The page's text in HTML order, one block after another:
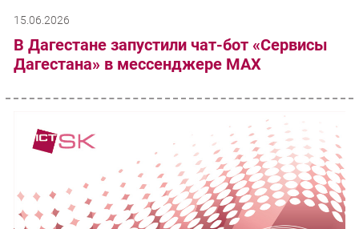
15.06.2026
В Дагестане запустили чат-бот «Сервисы
Дагестана» в мессенджере MAX